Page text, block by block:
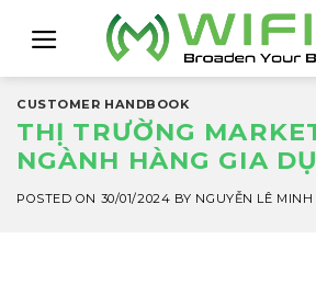
content
CUSTOMER HANDBOOK
THỊ TRƯỜNG
NGÀNH HÀNG GIA
POSTED ON 30/01/2024 BY NGUYỄN LÊ MINH